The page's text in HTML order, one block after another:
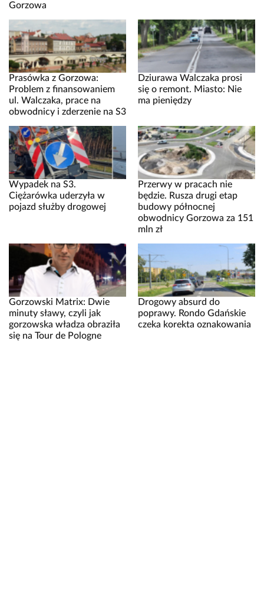
Gorzowa
Prasówka z Gorzowa:
Problem z finansowaniem
ul. Walczaka, prace na
obwodnicy i zderzenie na S3
Dziurawa Walczaka prosi
się o remont. Miasto: Nie
ma pieniędzy
Wypadek na S3.
Ciężarówka uderzyła w
pojazd służby drogowej
Przerwy w pracach nie
będzie. Rusza drugi etap
budowy północnej
obwodnicy Gorzowa za 151
mln zł
Gorzowski Matrix: Dwie
minuty sławy, czyli jak
gorzowska władza obraziła
się na Tour de Pologne
Drogowy absurd do
poprawy. Rondo Gdańskie
czeka korekta oznakowania